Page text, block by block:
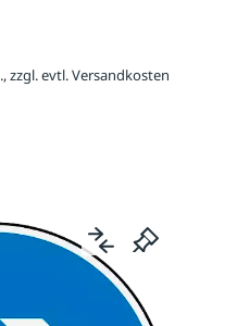
zzgl. evtl. Versandkosten